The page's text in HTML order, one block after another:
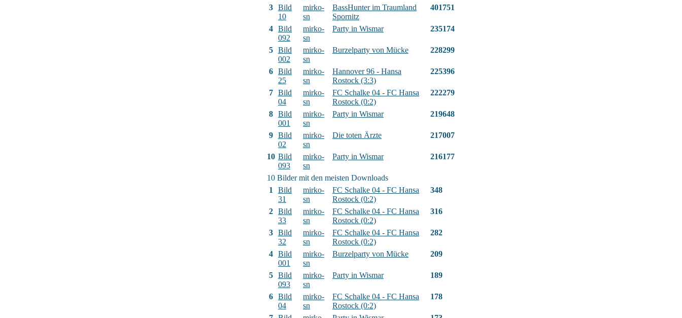
3 Bild
10
mirko-
sn
BassHunter im Traumland
Spornitz
401751
4 Bild
092
mirko-
sn
Party in Wismar 235174
5 Bild
002
mirko-
sn
Burzelparty von Mücke 228299
6 Bild
25
mirko-
sn
Hannover 96 - Hansa
Rostock (3:3)
225396
7 Bild
04
mirko-
sn
FC Schalke 04 - FC Hansa
Rostock (0:2)
222279
8 Bild
001
mirko-
sn
Party in Wismar 219648
9 Bild
02
mirko-
sn
Die toten Ärzte 217007
10 Bild
093
mirko-
sn
Party in Wismar 216177
10 Bilder mit den meisten Downloads
1
Bild
31
mirko-
sn
FC Schalke 04 - FC Hansa
Rostock (0:2)
348
2 Bild
33
mirko-
sn
FC Schalke 04 - FC Hansa
Rostock (0:2)
316
3 Bild
32
mirko-
sn
FC Schalke 04 - FC Hansa
Rostock (0:2)
282
4 Bild
001
mirko-
sn
Burzelparty von Mücke 209
5 Bild
093
mirko-
sn
Party in Wismar 189
6 Bild
04
mirko-
sn
FC Schalke 04 - FC Hansa
Rostock (0:2)
178